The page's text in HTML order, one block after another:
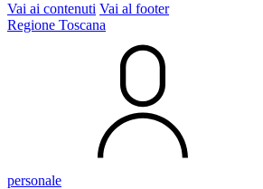
Vai ai contenuti Vai al footer
Regione Toscana
personale